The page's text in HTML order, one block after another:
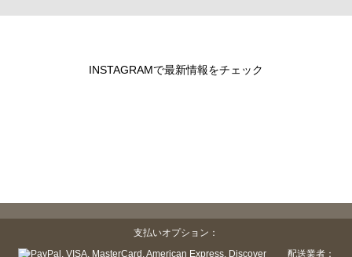
INSTAGRAMで最新情報をチェック
支払いオプション：
配送業者：